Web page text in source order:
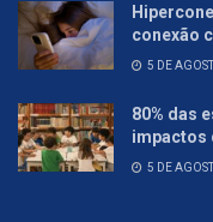
conexão
5 DE
80% das
impactos
5 DE